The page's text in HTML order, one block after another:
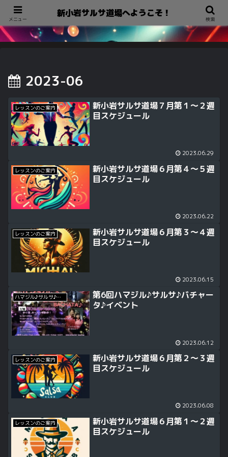
新小岩サルサ道場へようこそ！
2023-06
レッスンのご案内
新小岩サルサ道場７月第１～２週
目スケジュール
2023.06.29
レッスンのご案内
新小岩サルサ道場６月第４～５週
目スケジュール
2023.06.22
レッスンのご案内
新小岩サルサ道場６月第３～４週
目スケジュール
2023.06.15
ハマジル♪サルサ♪バチャータ♪イベント
第6回ハマジル♪サルサ♪バチャー
タ♪イベント
2023.06.12
レッスンのご案内
新小岩サルサ道場６月第２～３週
目スケジュール
2023.06.08
レッスンのご案内
新小岩サルサ道場６月第１～２週
目スケジュール
メニュー
新小岩サルサ道場へようこそ！
検索